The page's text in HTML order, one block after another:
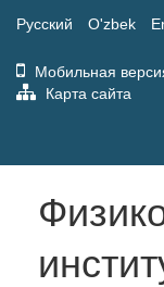
Русский O'zbek
Мобильная
Карта сайта